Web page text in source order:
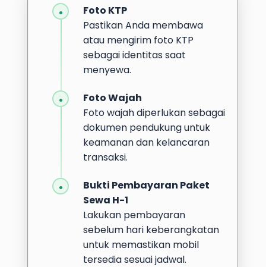
Foto KTP
Pastikan Anda membawa
atau mengirim foto KTP
sebagai identitas saat
menyewa.
Foto Wajah
Foto wajah diperlukan sebagai
dokumen pendukung untuk
keamanan dan kelancaran
transaksi.
Bukti Pembayaran Paket
Sewa H-1
Lakukan pembayaran
sebelum hari keberangkatan
untuk memastikan mobil
tersedia sesuai jadwal.